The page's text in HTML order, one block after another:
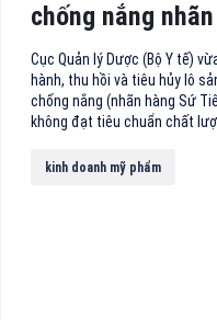
chống nắng
Cục Quản lý Dược (Bộ Y tế)
hành, thu hồi và tiêu hủy lô
chống nắng (nhãn hàng Sứ
không đạt tiêu chuẩn chất
kinh doanh mỹ phẩm